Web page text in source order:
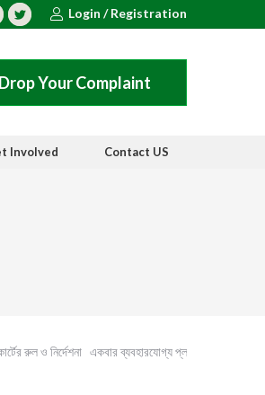
Twitter
Login / Registration
Drop Your Complaint
Involved Contact US
রুল ও নির্দেশনা একবার ব্যবহারযোগ্য প্লাস্টিক পণ্যের ব্যবহার